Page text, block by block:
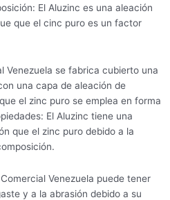
El Aluzinc es una aleación
que el cinc puro es un factor
Venezuela se fabrica cubierto una
una capa de aleación de
el zinc puro se emplea en forma
El Aluzinc tiene una
que el zinc puro debido a la
Venezuela puede tener
y a la abrasión debido a su